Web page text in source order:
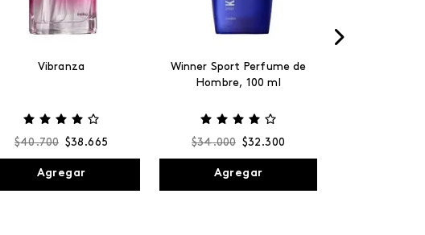
Vibranza
$40.700 $38 .665
Agregar
Winner Sport Perfume de
Hombre, 100 ml
$34.000 $32 .300
Agregar